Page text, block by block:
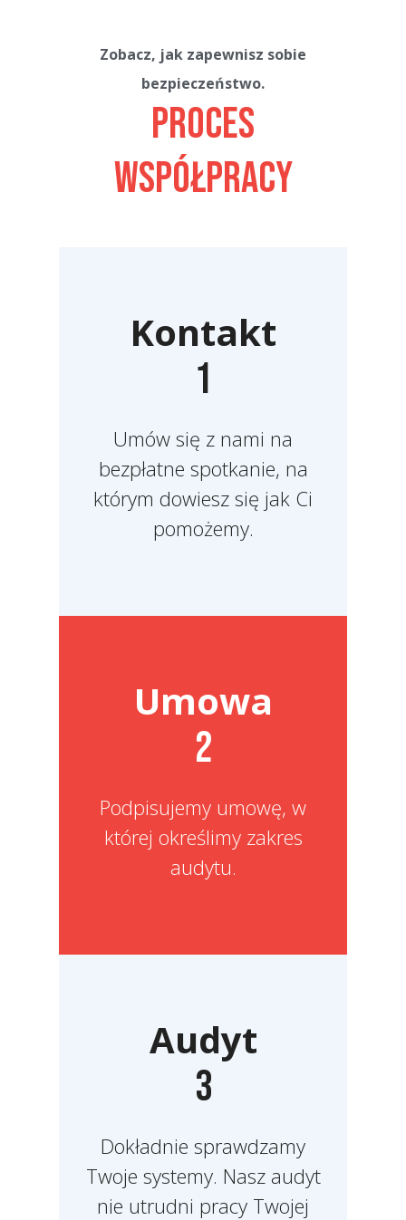
Zobacz, jak zapewnisz sobie
bezpieczeństwo.
Proces
współpracy
Kontakt
1
Umów się z nami na
bezpłatne spotkanie, na
którym dowiesz się jak Ci
pomożemy.
Umowa
2
Podpisujemy umowę, w
której określimy zakres
audytu.
Audyt
3
Dokładnie sprawdzamy
Twoje systemy. Nasz audyt
nie utrudni pracy Twojej